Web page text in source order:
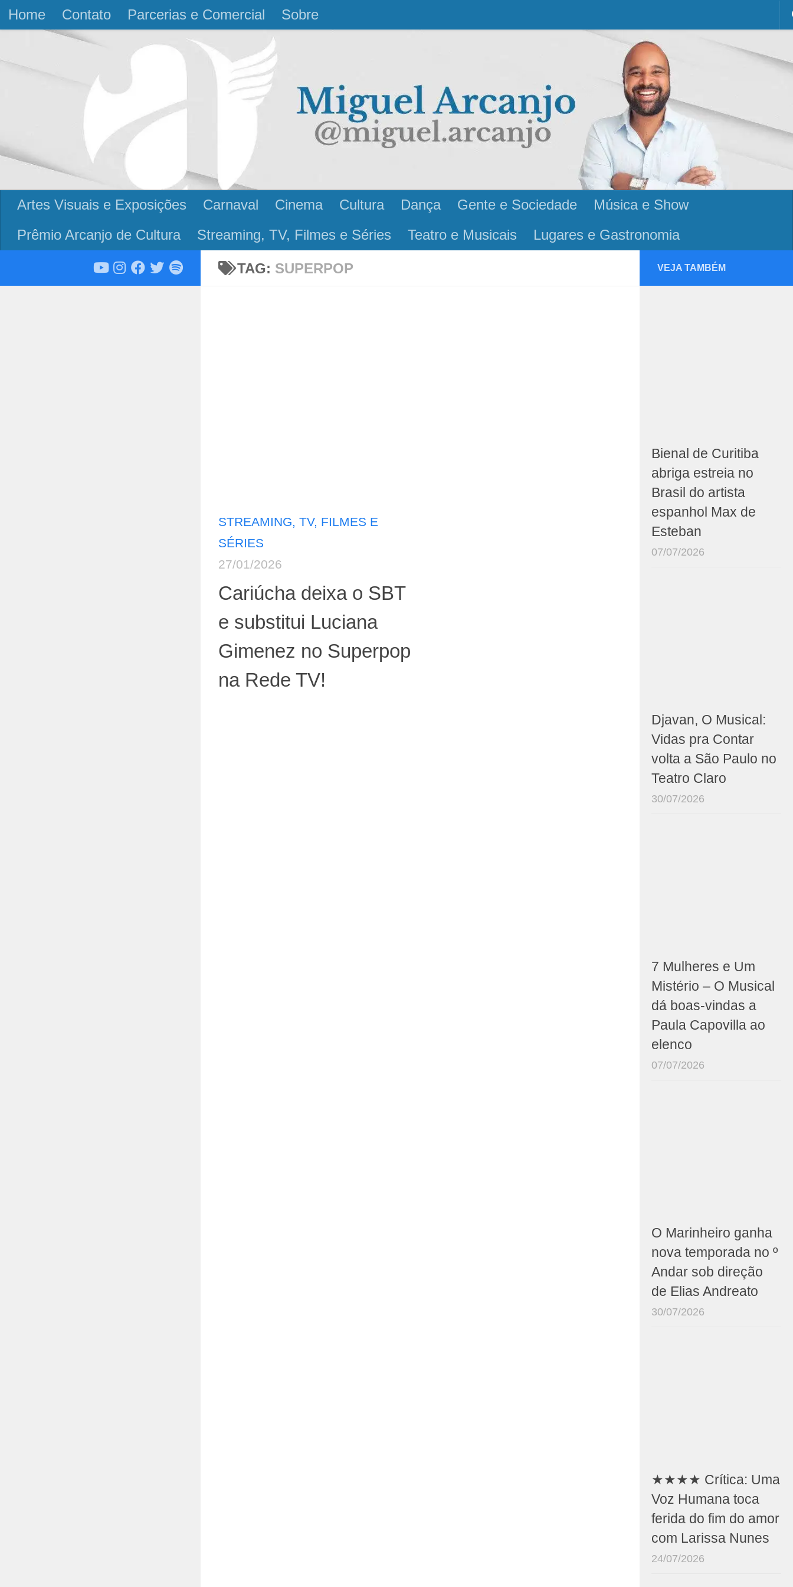
Skip to content
Home Contato Parcerias e Comercial Sobre
Artes Visuais e Exposições Carnaval Cinema Cultura Dança Gente e Sociedade
Música e Show
Prêmio Arcanjo de Cultura
Streaming, TV, Filmes e Séries Teatro e Musicais Lugares e Gastronomia
TAG: SUPERPOP
STREAMING, TV, FILMES E
SÉRIES
27/01/2026
Cariúcha deixa o SBT
e substitui Luciana
Gimenez no Superpop
na Rede TV!
VEJA TAMBÉM
Bienal de Curitiba
abriga estreia no
Brasil do artista
espanhol Max de
Esteban
07/07/2026
Djavan, O Musical:
Vidas pra Contar
volta a São Paulo no
Teatro Claro
30/07/2026
7 Mulheres e Um
Mistério – O Musical
dá boas-vindas a
Paula Capovilla ao
elenco
07/07/2026
O Marinheiro ganha
nova temporada no º
Andar sob direção
de Elias Andreato
30/07/2026
★★★★ Crítica: Uma
Voz Humana toca
ferida do fim do amor
com Larissa Nunes
24/07/2026